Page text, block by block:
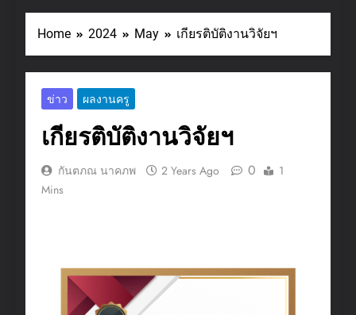
Home 2024 May เกียรติบัติงานวิจัยฯ
ข่าว ผลงานครู
เกียรติบัติงานวิจัยฯ
กันตภณ นาคภพ 2 Years Ago 0
1
Mins